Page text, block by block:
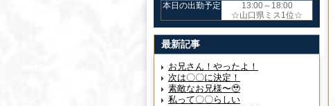
本日の出勤予定
13:00～18:00
☆山口県ミス1位☆
最新記事
お兄さん！やったよ！
次は〇〇に決定！
素敵なお兄様〜🥹
私って〇〇らしい